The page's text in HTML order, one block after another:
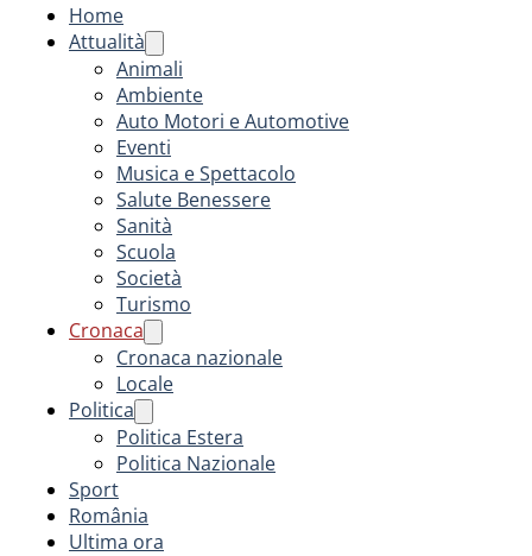
Home
Attualità
Animali
Ambiente
Auto Motori e Automotive
Eventi
Musica e Spettacolo
Salute Benessere
Sanità
Scuola
Società
Turismo
Cronaca
Cronaca nazionale
Locale
Politica
Politica Estera
Politica Nazionale
Sport
România
Ultima ora